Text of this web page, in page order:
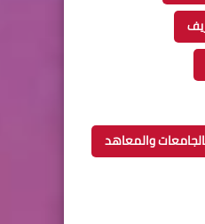
والمعاهد